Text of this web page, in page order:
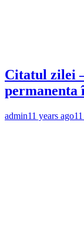
Citatul zilei
permanenta
admin11 years ago